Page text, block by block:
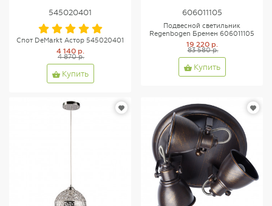
545020401
Спот DeMarkt Астор 545020401
4 140 р.
4 870 р.
Купить
606011105
Подвесной светильник
Regenbogen Бремен 606011105
19 220 р.
83 580 р.
Купить